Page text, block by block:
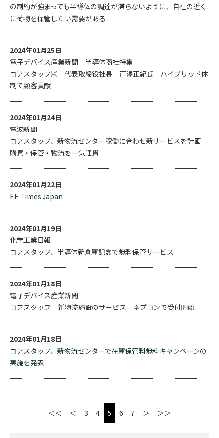
の制約が強まっても半導体の調達が滞らないように、自社の近く
に荷物を保管したい需要がある
2024年01月25日
電子デバイス産業新聞 半導体商社特集
コアスタッフ㈱ 代表取締役社長 戸澤正紀氏 ハイブリッド体
制で顧客貢献
2024年01月24日
電波新聞
コアスタッフ、新物流センター稼働に合わせ新サービスを計画
購買・保管・物流を一気通貫
2024年01月22日
EE Times Japan
2024年01月19日
化学工業日報
コアスタッフ、半導体新倉庫記念で無料保管サービス
2024年01月18日
電子デバイス産業新聞
コアスタッフ 新物流施設のサービス ネプコンで受付開始
2024年01月18日
コアスタッフ、新物流センターで在庫保管料無料キャンペーンの
実施を発表
＜＜ ＜ 3 4 5 6 7 ＞ ＞＞